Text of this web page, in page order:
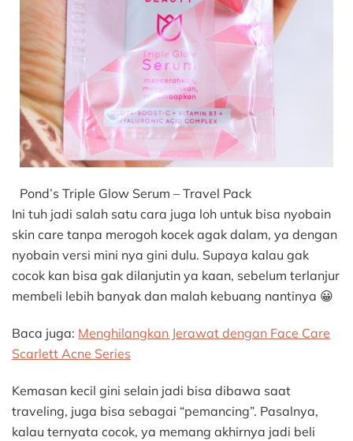
Pond’s Triple Glow Serum – Travel Pack
Ini tuh jadi salah satu cara juga loh untuk bisa nyobain
skin care tanpa merogoh kocek agak dalam, ya dengan
nyobain versi mini nya gini dulu. Supaya kalau gak
cocok kan bisa gak dilanjutin ya kaan, sebelum terlanjur
membeli lebih banyak dan malah kebuang nantinya 😀
Baca juga: Menghilangkan Jerawat dengan Face Care
Scarlett Acne Series
Kemasan kecil gini selain jadi bisa dibawa saat
traveling, juga bisa sebagai “pemancing”. Pasalnya,
kalau ternyata cocok, ya memang akhirnya jadi beli